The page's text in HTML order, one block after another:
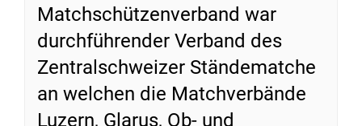
Matchschützenverband war
durchführender Verband des
Zentralschweizer Ständematche
an welchen die Matchverbände
Luzern, Glarus, Ob- und